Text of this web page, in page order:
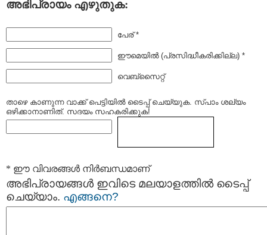
അഭിപ്രായം എഴുതുക:
പേര് *
ഈമെയില്‍ (പ്രസിദ്ധീകരിക്കില്ല) *
വെബ്സൈറ്റ്
താഴെ കാണുന്ന വാക്ക് പെട്ടിയില്‍ ടൈപ്പ്‌ ചെയ്യുക. സ്പാം ശല്യം
ഒഴിക്കാനാണിത്. സദയം സഹകരിക്കുക!
* ഈ വിവരങ്ങള്‍ നിര്‍ബന്ധമാണ്
അഭിപ്രായങ്ങള്‍ ഇവിടെ മലയാളത്തില്‍ ടൈപ്പ്
ചെയ്യാം. എങ്ങനെ?